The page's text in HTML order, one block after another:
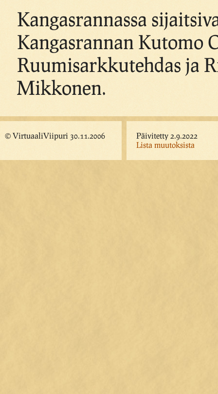
Kangasrannassa
Kangasrannan Kutomo
Ruumisarkkutehdas ja
Mikkonen.
© VirtuaaliViipuri 30.11.2006
Päivitetty 2.9.2022
Lista muutoksista